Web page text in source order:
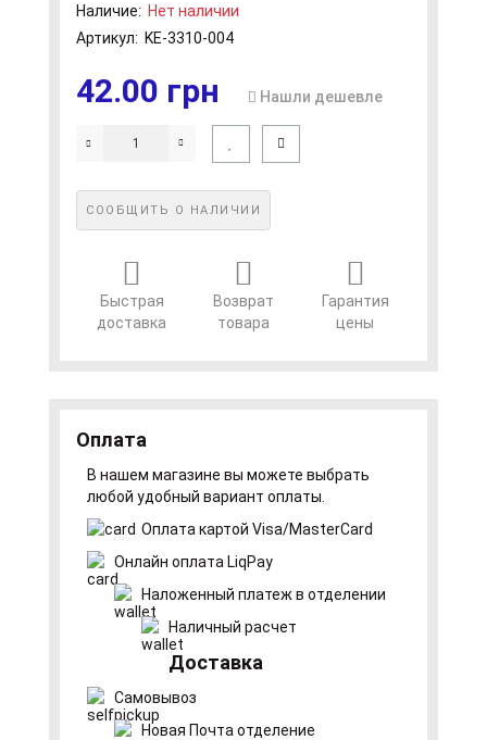
Наличие: Нет наличии
Артикул: KE-3310-004
42.00 грн Нашли дешевле
СООБЩИТЬ О НАЛИЧИИ
Быстрая
доставка
Возврат
товара
Гарантия
цены
Оплата
В нашем магазине вы можете выбрать
любой удобный вариант оплаты.
Оплата картой Visa/MasterCard
Онлайн оплата LiqPay
Наложенный платеж в отделении
Наличный расчет
Доставка
Самовывоз
Новая Почта отделение